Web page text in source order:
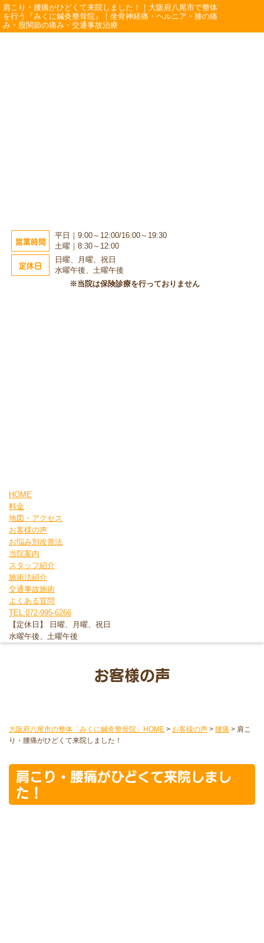
肩こり・腰痛がひどくて来院しました！｜大阪府八尾市で整体
を行う『みくに鍼灸整骨院』｜坐骨神経痛・ヘルニア・膝の痛
み・股関節の痛み・交通事故治療
営業時間
平日｜9:00～12:00/16:00～19:30
土曜｜8:30～12:00
定休日
日曜、月曜、祝日
水曜午後、土曜午後
※当院は保険診療を行っておりません
HOME
料金
地図・アクセス
お客様の声
お悩み別改善法
当院案内
スタッフ紹介
施術法紹介
交通事故施術
よくある質問
TEL.072-995-6266
【定休日】 日曜、月曜、祝日
水曜午後、土曜午後
お客様の声
大阪府八尾市の整体「みくに鍼灸整骨院」HOME > お客様の声 > 腰痛 > 肩こ
り・腰痛がひどくて来院しました！
肩こり・腰痛がひどくて来院しまし
た！